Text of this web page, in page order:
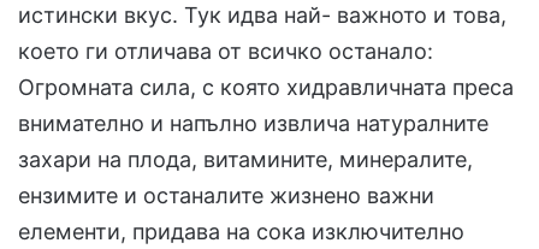
истински вкус. Тук идва най- важното и това,
което ги отличава от всичко останало:
Огромната сила, с която хидравличната преса
внимателно и напълно извлича натуралните
захари на плода, витамините, минералите,
ензимите и останалите жизнено важни
елементи, придава на сока изключително